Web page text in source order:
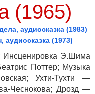
(1965)
аудиосказка (1983)
аудиосказка (1973)
Инсценировка Э.Шима
Поттер; Музыка
Ухти-Тухти —
Чеснокова; Дрозд —